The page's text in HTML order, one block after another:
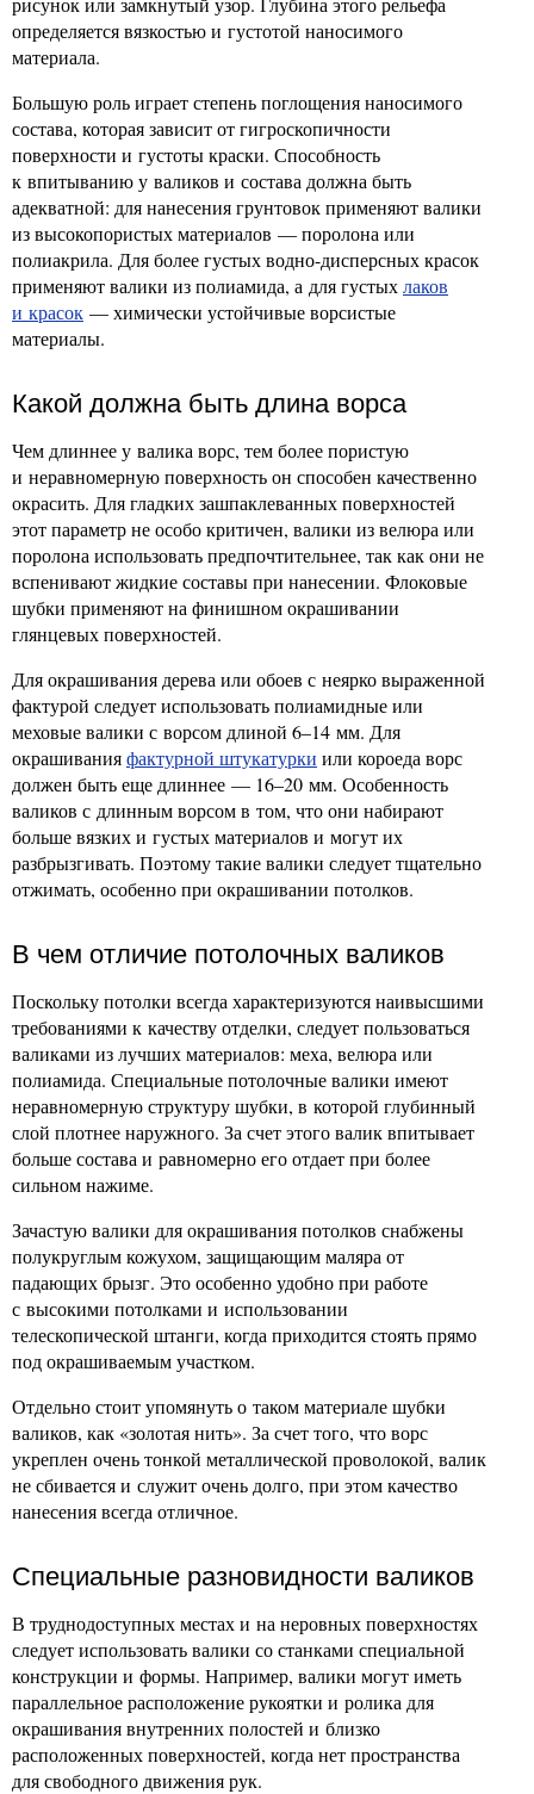
определяется вязкостью и густотой наносимого
материала.
Большую роль играет степень поглощения наносимого
состава, которая зависит от гигроскопичности
поверхности и густоты краски. Способность
к впитыванию у валиков и состава должна быть
адекватной: для нанесения грунтовок применяют валики
из высокопористых материалов — поролона или
полиакрила. Для более густых водно-дисперсных красок
применяют валики из полиамида, а для густыхлаков
и красок — химически устойчивые ворсистые
материалы.
Какой должна быть длина ворса
Чем длиннее у валика ворс, тем более пористую
и неравномерную поверхность он способен качественно
окрасить. Для гладких зашпаклеванных поверхностей
этот параметр не особо критичен, валики из велюра или
поролона использовать предпочтительнее, так как они не
вспенивают жидкие составы при нанесении. Флоковые
шубки применяют на финишном окрашивании
глянцевых поверхностей.
Для окрашивания дерева или обоев с неярко выраженной
фактурой следует использовать полиамидные или
меховые валики с ворсом длиной 6–14 мм. Для
окрашиванияфактурной штукатурки или короеда ворс
должен быть еще длиннее — 16–20 мм. Особенность
валиков с длинным ворсом в том, что они набирают
больше вязких и густых материалов и могут их
разбрызгивать. Поэтому такие валики следует тщательно
отжимать, особенно при окрашивании потолков.
В чем отличие потолочных валиков
Поскольку потолки всегда характеризуются наивысшими
требованиями к качеству отделки, следует пользоваться
валиками из лучших материалов: меха, велюра или
полиамида. Специальные потолочные валики имеют
неравномерную структуру шубки, в которой глубинный
слой плотнее наружного. За счет этого валик впитывает
больше состава и равномерно его отдает при более
сильном нажиме.
Зачастую валики для окрашивания потолков снабжены
полукруглым кожухом, защищающим маляра от
падающих брызг. Это особенно удобно при работе
с высокими потолками и использовании
телескопической штанги, когда приходится стоять прямо
под окрашиваемым участком.
Отдельно стоит упомянуть о таком материале шубки
валиков, как «золотая нить». За счет того, что ворс
укреплен очень тонкой металлической проволокой, валик
не сбивается и служит очень долго, при этом качество
нанесения всегда отличное.
Специальные разновидности валиков
В труднодоступных местах и на неровных поверхностях
следует использовать валики со станками специальной
конструкции и формы. Например, валики могут иметь
параллельное расположение рукоятки и ролика для
окрашивания внутренних полостей и близко
расположенных поверхностей, когда нет пространства
для свободного движения рук.